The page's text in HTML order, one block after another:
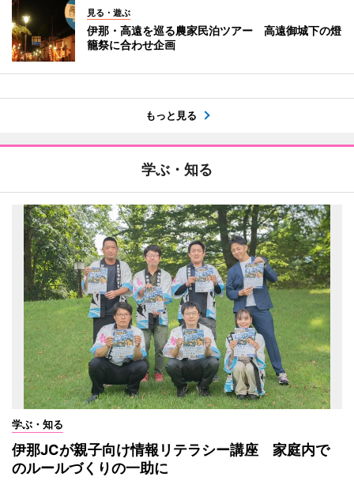
見る・遊ぶ
伊那・高遠を巡る農家民泊ツアー 高遠御城下の燈
籠祭に合わせ企画
もっと見る
学ぶ・知る
学ぶ・知る
伊那JCが親子向け情報リテラシー講座 家庭内で
のルールづくりの一助に